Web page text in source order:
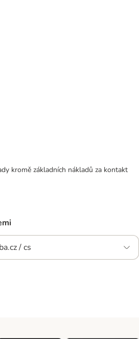
kromě základních nákladů za kontakt
/ cs